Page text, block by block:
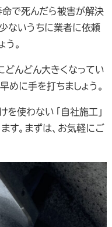
命で死んだら被害が解決
ないうちに業者に依頼
。
どんどん大きくなってい
めに手を打ちましょう。
を使わない「自社施工」
す。まずは、お気軽にご